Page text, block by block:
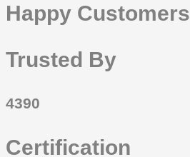
Happy Customers
Trusted By
4390
Certification